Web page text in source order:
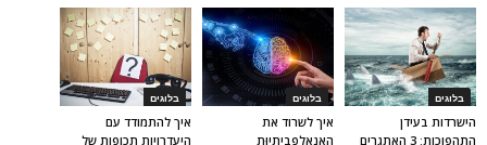
בלוגים
איך להתמודד עם
היעדרויות תכופות של
בלוגים
איך לשרוד את
האנאלפביתיוּת
בלוגים
הישרדות בעידן
התהפוכות: 3 האתגרים